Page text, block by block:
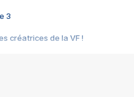
3
créatrices de la VF !